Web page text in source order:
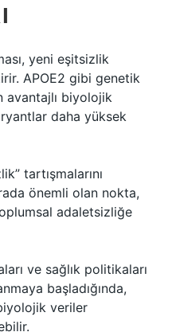
yeni eşitsizlik
APOE2 gibi genetik
avantajlı biyolojik
daha yüksek
tartışmalarını
önemli olan nokta,
adaletsizliğe
ve sağlık politikaları
başladığında,
veriler